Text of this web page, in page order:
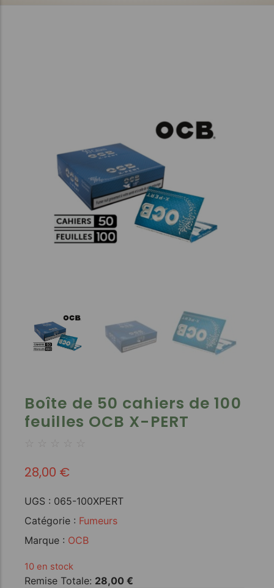
Boîte de 50 cahiers de 100
feuilles OCB X-PERT
☆ ☆ ☆ ☆ ☆
28,00 €
UGS : 065-100XPERT
Catégorie : Fumeurs
Marque : OCB
10 en stock
Remise Totale: 28,00 €